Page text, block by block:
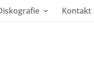
Kontakt